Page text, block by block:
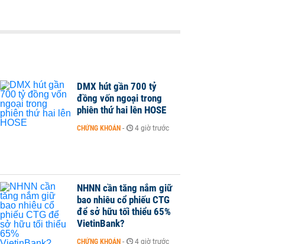
DMX hút gần 700 tỷ
đồng vốn ngoại trong
phiên thứ hai lên HOSE
CHỨNG KHOÁN - 4 giờ trước
NHNN cần tăng nắm giữ
bao nhiêu cổ phiếu CTG
để sở hữu tối thiểu 65%
VietinBank?
CHỨNG KHOÁN - 4 giờ trước